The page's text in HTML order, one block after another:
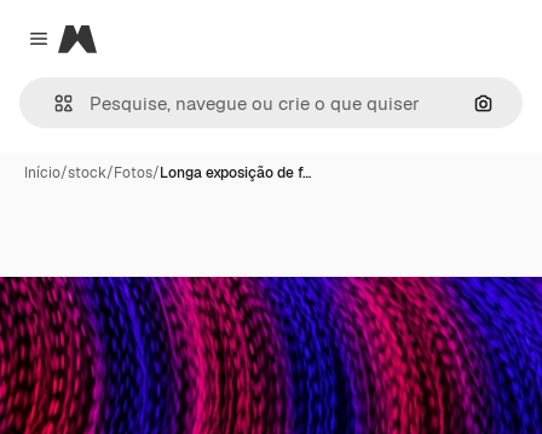
Close menu
Magnific
Início/stock/Fotos/Longa exposição de f…